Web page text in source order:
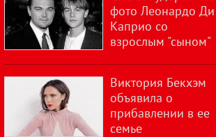
фото Леонардо Ди
Каприо со
взрослым "сыном"
Виктория Бекхэм
объявила о
прибавлении в ее
семье